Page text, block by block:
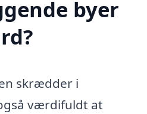
byer
skrædder i
værdifuldt at